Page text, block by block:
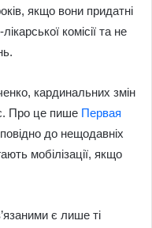
якщо вони придатні
комісії та не
кардинальних змін
Про це пише Первая
до нещодавніх
мобілізації, якщо
є лише ті